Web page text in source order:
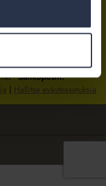
Isännöintiliitto
Helsingissä.
Sähköpostit:
| Hallitse evästeasetuksia